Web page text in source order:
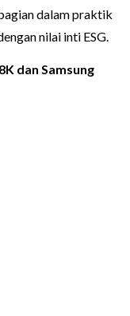
dalam praktik
nilai inti ESG.
dan Samsung